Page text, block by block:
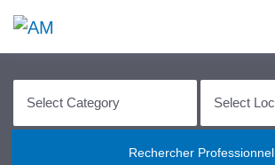
Rechercher Professionnel